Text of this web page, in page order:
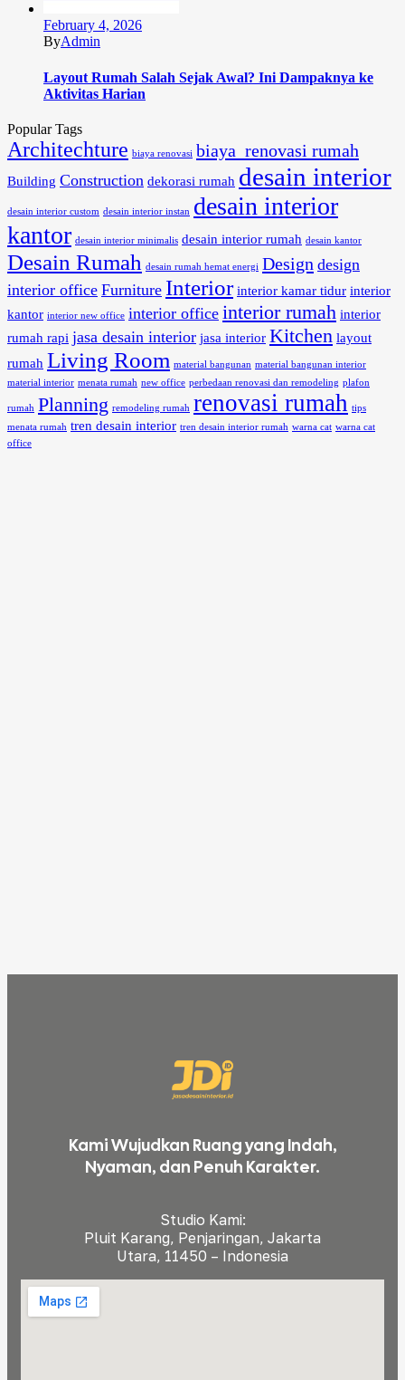
February 4, 2026
ByAdmin
Layout Rumah Salah Sejak Awal? Ini Dampaknya ke
Aktivitas Harian
Popular Tags
Architechture biaya renovasi biaya renovasi rumah
Building Construction dekorasi rumah desain interior
desain interior custom desain interior instan desain interior
kantor desain interior minimalis desain interior rumah desain kantor
Desain Rumah desain rumah hemat energi Design design
interior office Furniture Interior interior kamar tidur interior
kantor interior new office interior office interior rumah interior
rumah rapi jasa desain interior jasa interior Kitchen layout
rumah Living Room material bangunan material bangunan interior
material interior menata rumah new office perbedaan renovasi dan remodeling plafon
rumah Planning remodeling rumah renovasi rumah tips
menata rumah tren desain interior tren desain interior rumah warna cat warna cat
office
Kami Wujudkan Ruang yang Indah,
Nyaman, dan Penuh Karakter.
Studio Kami:
Pluit Karang, Penjaringan, Jakarta
Utara, 11450 – Indonesia